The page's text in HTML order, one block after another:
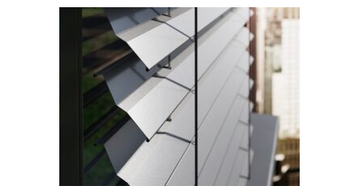
Eingangstüren
Kunststofftüren
Kunststofftüren
mit AluClip
Aluminiumtüren